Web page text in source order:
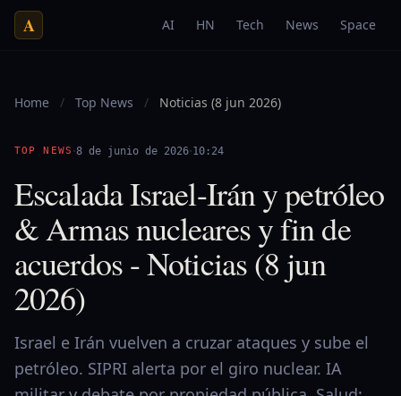
A AI HN Tech News Space
Home / Top News / Noticias (8 jun 2026)
TOP NEWS ·8 de junio de 2026·10:24
Escalada Israel-Irán y petróleo
& Armas nucleares y fin de
acuerdos - Noticias (8 jun
2026)
Israel e Irán vuelven a cruzar ataques y sube el
petróleo. SIPRI alerta por el giro nuclear. IA